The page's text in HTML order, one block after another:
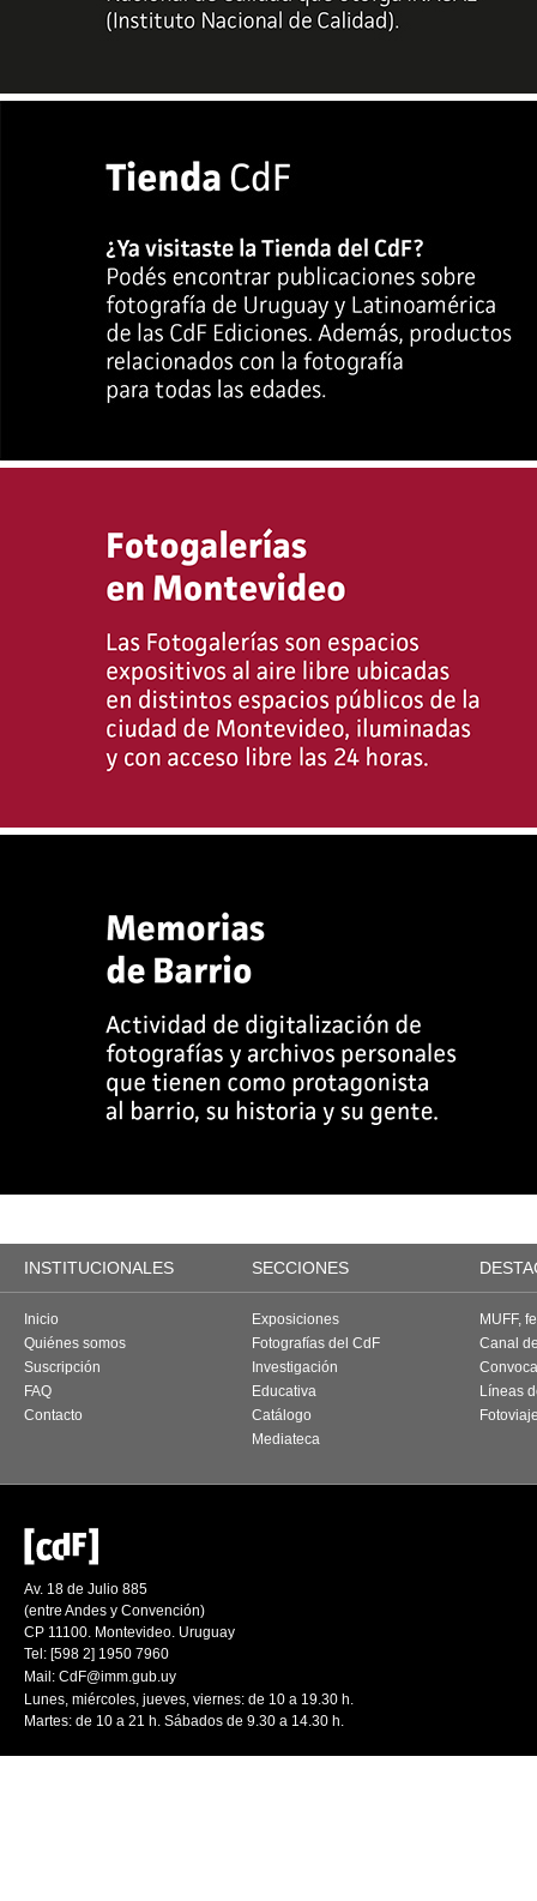
INSTITUCIONALES SECCIONES
Inicio
Quiénes somos
Suscripción
FAQ
Contacto
Exposiciones
Fotografías del CdF
Investigación
Educativa
Catálogo
Mediateca
MUFF,
Canal
Líneas
Av. 18 de Julio 885
(entre Andes y Convención)
CP 11100. Montevideo. Uruguay
Tel: [598 2] 1950 7960
Mail: CdF@imm.gub.uy
Lunes, miércoles, jueves, viernes: de 10 a 19.30 h.
Martes: de 10 a 21 h. Sábados de 9.30 a 14.30 h.